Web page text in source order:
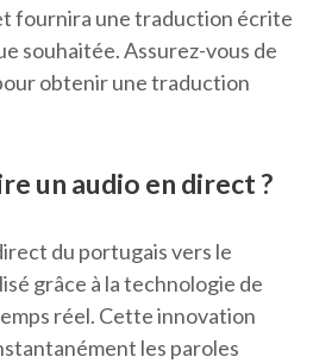
fournira une traduction écrite
souhaitée. Assurez-vous de
obtenir une traduction
un audio en direct ?
du portugais vers le
grâce à la technologie de
réel. Cette innovation
les paroles